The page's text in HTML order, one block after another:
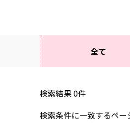
全て
検索結果0件
検索条件に一致するペ